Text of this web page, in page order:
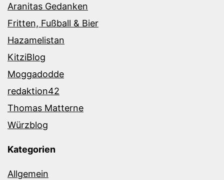
Aranitas Gedanken
Fritten, Fußball & Bier
Hazamelistan
KitziBlog
Moggadodde
redaktion42
Thomas Matterne
Würzblog
Kategorien
Allgemein